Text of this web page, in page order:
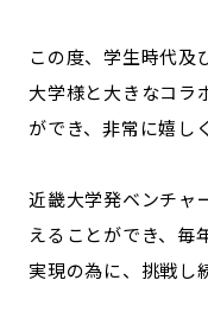
この度、学生時代及
大学様と大きなコラ
ができ、非常に嬉し
近畿大学発ベンチャ
えることができ、毎
実現の為に、挑戦し